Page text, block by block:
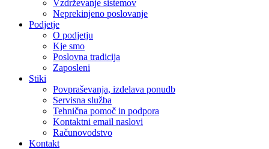
Vzdrževanje sistemov
Neprekinjeno poslovanje
Podjetje
O podjetju
Kje smo
Poslovna tradicija
Zaposleni
Stiki
Povpraševanja, izdelava ponudb
Servisna služba
Tehnična pomoč in podpora
Kontaktni email naslovi
Računovodstvo
Kontakt